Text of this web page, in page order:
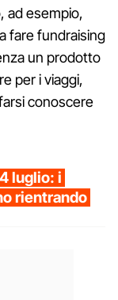
ad esempio,
fare fundraising
un prodotto
per i viaggi,
conoscere
luglio: i
rientrando